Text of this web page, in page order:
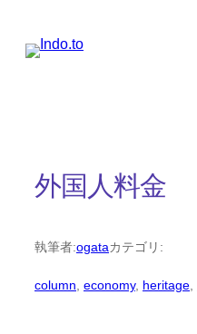
外国人料金
執筆者:ogataカテゴリ:
column, economy, heritage,